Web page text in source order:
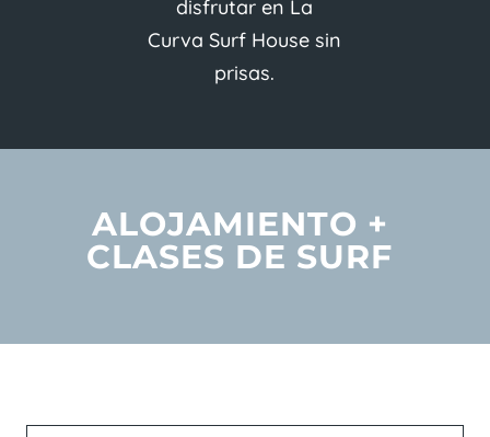
disfrutar en La
Curva Surf House sin
prisas.
ALOJAMIENTO +
CLASES DE SURF